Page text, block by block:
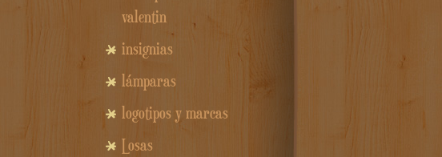
valentin
insignias
lámparas
logotipos y marcas
Losas